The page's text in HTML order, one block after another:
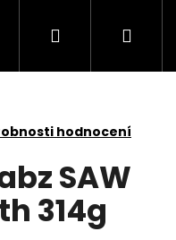
Bonusový program
Hledat
hodnocení
SAW
314g